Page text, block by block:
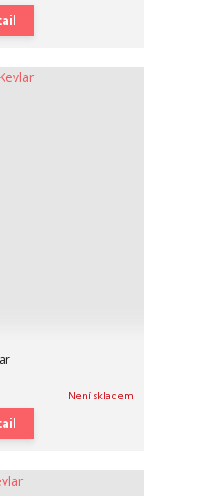
Není skladem